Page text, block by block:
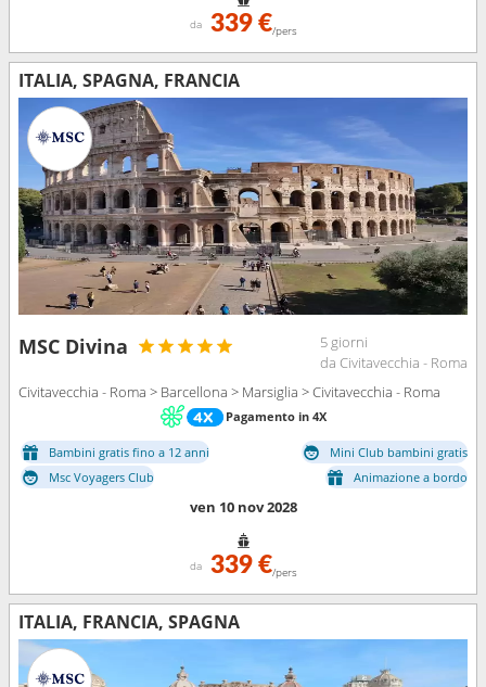
da 339 €/pers
ITALIA, SPAGNA, FRANCIA
MSC Divina
5 giorni
da Civitavecchia - Roma
Civitavecchia - Roma > Barcellona > Marsiglia > Civitavecchia - Roma
Pagamento in 4X
Bambini gratis fino a 12 anni
Mini Club bambini gratis
Msc Voyagers Club
Animazione a bordo
ven 10 nov 2028
da 339 €/pers
ITALIA, FRANCIA, SPAGNA